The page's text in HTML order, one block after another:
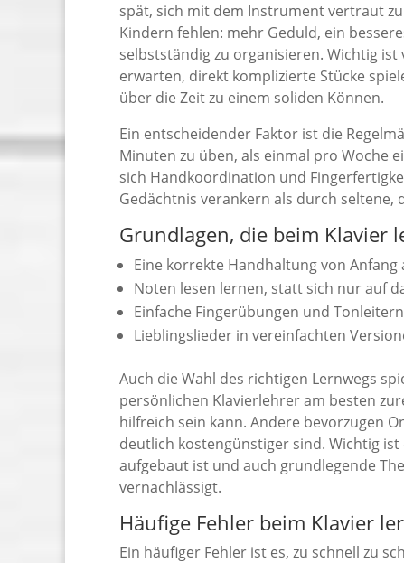
spät, sich mit dem Instrument vertraut
Kindern fehlen: mehr Geduld, ein
selbstständig zu organisieren. Wichtig
erwarten, direkt komplizierte Stücke
über die Zeit zu einem soliden Können.
Ein entscheidender Faktor ist die
Minuten zu üben, als einmal pro Woche
sich Handkoordination und
Gedächtnis verankern als durch seltene,
Grundlagen, die beim Klavier
Eine korrekte Handhaltung von
Noten lesen lernen, statt sich nur auf
Einfache Fingerübungen und
Lieblingslieder in vereinfachten
Auch die Wahl des richtigen Lernwegs
persönlichen Klavierlehrer am besten
hilfreich sein kann. Andere bevorzugen
deutlich kostengünstiger sind. Wichtig
aufgebaut ist und auch grundlegende
vernachlässigt.
Häufige Fehler beim Klavier
Ein häufiger Fehler ist es, zu schnell zu